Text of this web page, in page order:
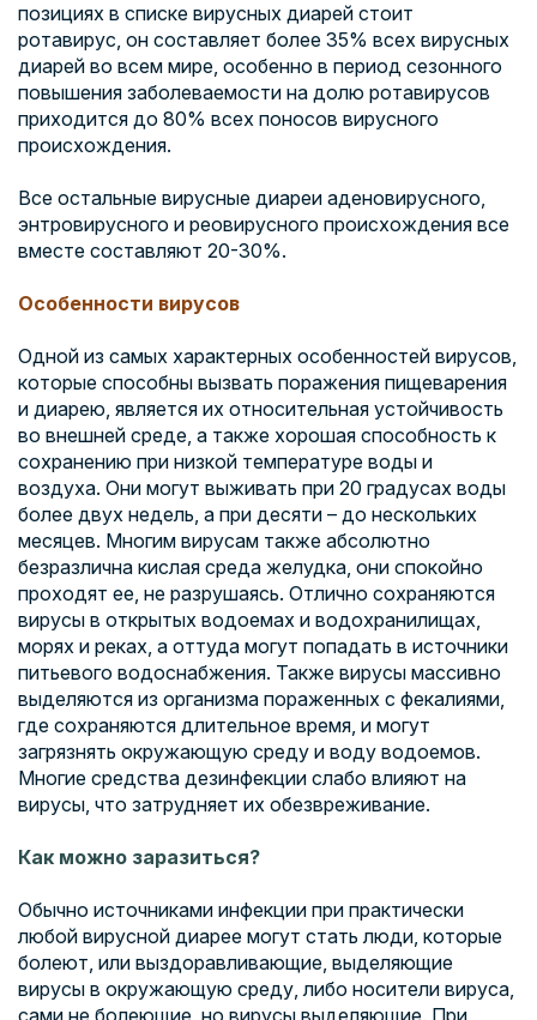
позициях в списке вирусных диарей стоит
ротавирус, он составляет более 35% всех вирусных
диарей во всем мире, особенно в период сезонного
повышения заболеваемости на долю ротавирусов
приходится до 80% всех поносов вирусного
происхождения.
Все остальные вирусные диареи аденовирусного,
энтровирусного и реовирусного происхождения все
вместе составляют 20-30%.
Особенности вирусов
Одной из самых характерных особенностей вирусов,
которые способны вызвать поражения пищеварения
и диарею, является их относительная устойчивость
во внешней среде, а также хорошая способность к
сохранению при низкой температуре воды и
воздуха. Они могут выживать при 20 градусах воды
более двух недель, а при десяти – до нескольких
месяцев. Многим вирусам также абсолютно
безразлична кислая среда желудка, они спокойно
проходят ее, не разрушаясь. Отлично сохраняются
вирусы в открытых водоемах и водохранилищах,
морях и реках, а оттуда могут попадать в источники
питьевого водоснабжения. Также вирусы массивно
выделяются из организма пораженных с фекалиями,
где сохраняются длительное время, и могут
загрязнять окружающую среду и воду водоемов.
Многие средства дезинфекции слабо влияют на
вирусы, что затрудняет их обезвреживание.
Как можно заразиться?
Обычно источниками инфекции при практически
любой вирусной диарее могут стать люди, которые
болеют, или выздоравливающие, выделяющие
вирусы в окружающую среду, либо носители вируса,
сами не болеющие, но вирусы выделяющие. При